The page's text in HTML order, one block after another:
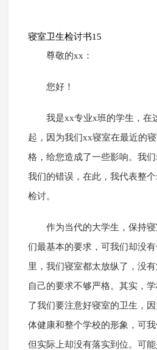
寝室卫生检讨书15
尊敬的xx：
您好！
我是xx专业x班的学生，在
起，因为我们xx寝室在最近的
格，给您造成了一些影响。我
我们的错误，在此，我代表整
检讨。
作为当代的大学生，保持
们最基本的要求，可我们却没
里，我们寝室都太放纵了，没
自己的要求不够严格。其实，
了我们要注意好寝室的卫生，
体健康和整个学校的形象，可我
但实际上却没有落实到位。可